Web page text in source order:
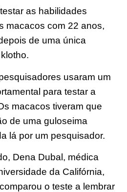
as habilidades
macacos com 22 anos,
de uma única
usaram um
para testar a
macacos tiveram que
de uma guloseima
lá por um pesquisador.
Dena Dubal, médica
da Califórnia,
o teste a lembrar